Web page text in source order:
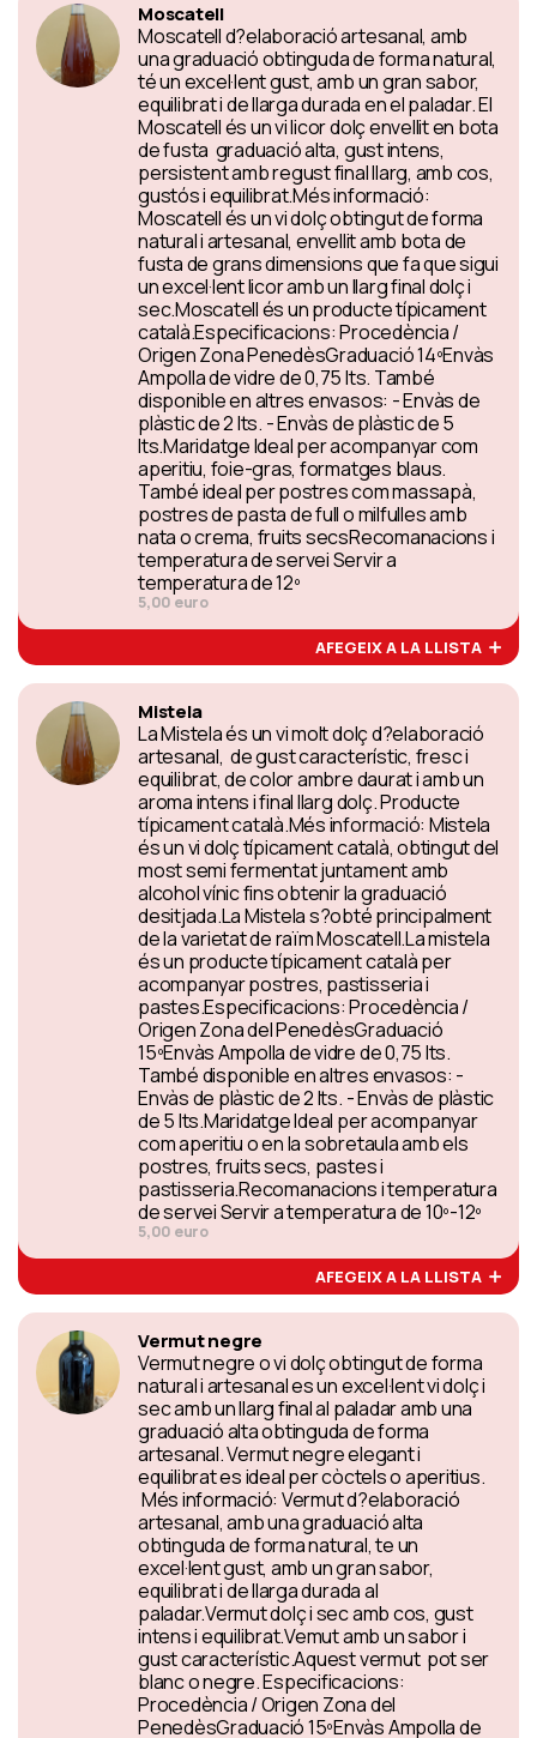
Moscatell
Moscatell d?elaboració artesanal, amb
una graduació obtinguda de forma natural,
té un excel·lent gust, amb un gran sabor,
equilibrat i de llarga durada en el paladar. El
Moscatell és un vi licor dolç envellit en bota
de fusta graduació alta, gust intens,
persistent amb regust final llarg, amb cos,
gustós i equilibrat.Més informació:
Moscatell és un vi dolç obtingut de forma
natural i artesanal, envellit amb bota de
fusta de grans dimensions que fa que sigui
un excel·lent licor amb un llarg final dolç i
sec.Moscatell és un producte típicament
català.Especificacions: Procedència /
Origen Zona PenedèsGraduació 14ºEnvàs
Ampolla de vidre de 0,75 lts. També
disponible en altres envasos: - Envàs de
plàstic de 2 lts. - Envàs de plàstic de 5
lts.Maridatge Ideal per acompanyar com
aperitiu, foie-gras, formatges blaus.
També ideal per postres com massapà,
postres de pasta de full o milfulles amb
nata o crema, fruits secsRecomanacions i
temperatura de servei Servir a
temperatura de 12º
5,00 euro
AFEGEIX A LA LLISTA
Mistela
La Mistela és un vi molt dolç d?elaboració
artesanal, de gust característic, fresc i
equilibrat, de color ambre daurat i amb un
aroma intens i final llarg dolç. Producte
típicament català.Més informació: Mistela
és un vi dolç típicament català, obtingut del
most semi fermentat juntament amb
alcohol vínic fins obtenir la graduació
desitjada.La Mistela s?obté principalment
de la varietat de raïm Moscatell.La mistela
és un producte típicament català per
acompanyar postres, pastisseria i
pastes.Especificacions: Procedència /
Origen Zona del PenedèsGraduació
15ºEnvàs Ampolla de vidre de 0,75 lts.
També disponible en altres envasos: -
Envàs de plàstic de 2 lts. - Envàs de plàstic
de 5 lts.Maridatge Ideal per acompanyar
com aperitiu o en la sobretaula amb els
postres, fruits secs, pastes i
pastisseria.Recomanacions i temperatura
de servei Servir a temperatura de 10º-12º
5,00 euro
AFEGEIX A LA LLISTA
Vermut negre
Vermut negre o vi dolç obtingut de forma
natural i artesanal es un excel·lent vi dolç i
sec amb un llarg final al paladar amb una
graduació alta obtinguda de forma
artesanal. Vermut negre elegant i
equilibrat es ideal per còctels o aperitius.
Més informació: Vermut d?elaboració
artesanal, amb una graduació alta
obtinguda de forma natural, te un
excel·lent gust, amb un gran sabor,
equilibrat i de llarga durada al
paladar.Vermut dolç i sec amb cos, gust
intens i equilibrat.Vemut amb un sabor i
gust característic.Aquest vermut pot ser
blanc o negre. Especificacions:
Procedència / Origen Zona del
PenedèsGraduació 15ºEnvàs Ampolla de